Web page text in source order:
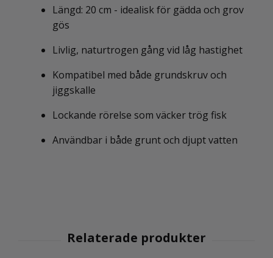
Längd: 20 cm - idealisk för gädda och grov
gös
Livlig, naturtrogen gång vid låg hastighet
Kompatibel med både grundskruv och
jiggskalle
Lockande rörelse som väcker trög fisk
Användbar i både grunt och djupt vatten